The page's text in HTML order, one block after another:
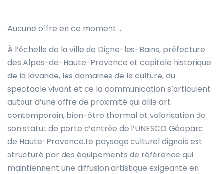
Aucune offre en ce moment …
À l’échelle de la ville de Digne-les-Bains, préfecture
des Alpes-de-Haute-Provence et capitale historique
de la lavande, les domaines de la culture, du
spectacle vivant et de la communication s’articulent
autour d’une offre de proximité qui allie art
contemporain, bien-être thermal et valorisation de
son statut de porte d’entrée de l’UNESCO Géoparc
de Haute-Provence.Le paysage culturel dignois est
structuré par des équipements de référence qui
maintiennent une diffusion artistique exigeante en